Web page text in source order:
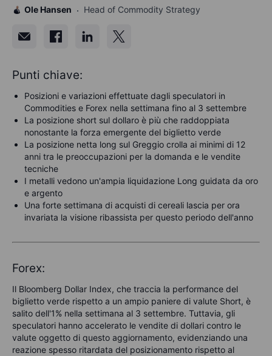
Ole Hansen Head of Commodity Strategy
Punti chiave:
Posizioni e variazioni effettuate dagli speculatori in
Commodities e Forex nella settimana fino al 3 settembre
La posizione short sul dollaro è più che raddoppiata
nonostante la forza emergente del biglietto verde
La posizione netta long sul Greggio crolla ai minimi di 12
anni tra le preoccupazioni per la domanda e le vendite
tecniche
I metalli vedono un'ampia liquidazione Long guidata da oro
e argento
Una forte settimana di acquisti di cereali lascia per ora
invariata la visione ribassista per questo periodo dell'anno
Forex:
Il Bloomberg Dollar Index, che traccia la performance del
biglietto verde rispetto a un ampio paniere di valute Short, è
salito dell'1% nella settimana al 3 settembre. Tuttavia, gli
speculatori hanno accelerato le vendite di dollari contro le
valute oggetto di questo aggiornamento, evidenziando una
reazione spesso ritardata del posizionamento rispetto al